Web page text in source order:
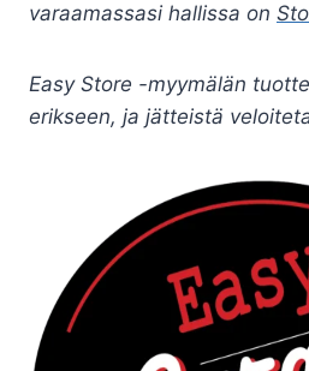
varaamassasi hallissa on
Easy Store -myymälän
erikseen, ja jätteistä